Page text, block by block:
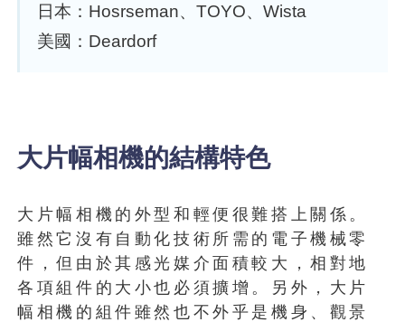
日本：Hosrseman、TOYO、Wista
美國：Deardorf
大片幅相機的結構特色
大片幅相機的外型和輕便很難搭上關係。
雖然它沒有自動化技術所需的電子機械零
件，但由於其感光媒介面積較大，相對地
各項組件的大小也必須擴增。另外，大片
幅相機的組件雖然也不外乎是機身、觀景